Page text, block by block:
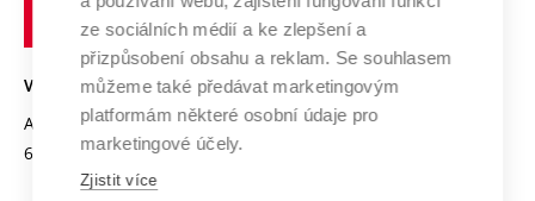
Open Science
Projekty
Projekty ze strukturálních fondů
Specifický výzkum
Mezinárodní dohody
Univerzitní sítě
Podnikavá univerzita / ContriBUTe
Bezpečná univerzita
Vyznamenání
Organizační struktura
technické
VYSOKÉ UČENÍ TECHNICKÉ V BRNĚ
Antonínská 548/1
602 00 Brno
www.vut.cz
vut@vutbr.cz
ze sociálních médií a ke zlepšení a
přizpůsobení obsahu a reklam. Se souhlasem
můžeme také předávat marketingovým
platformám některé osobní údaje pro
marketingové účely.
Zjistit více